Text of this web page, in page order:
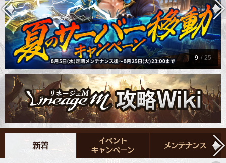
9 / 25